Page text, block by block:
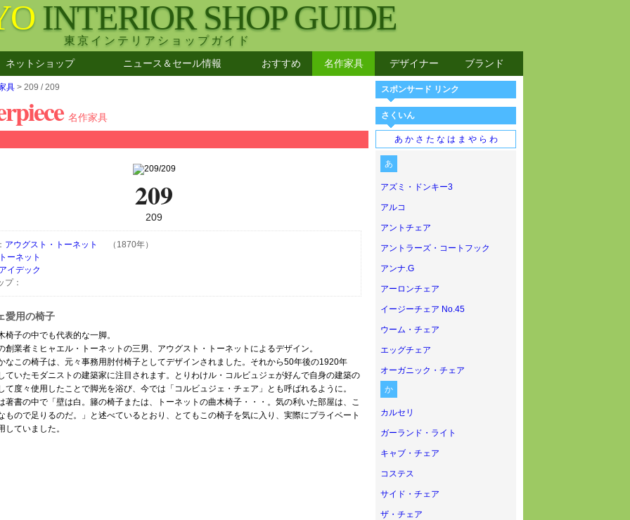
INTERIOR SHOP GUIDE
東京インテリアショップガイド
ネットショップ ニュース＆セール情報 おすすめ 名作家具 デザイナー ブランド
具 > 209 / 209
名作家具
209
209
アウグスト・トーネット
（1870年）
トーネット
アイデック
プ：
愛用の椅子
椅子の中でも代表的な一脚。
創業者ミヒャエル・トーネットの三男、アウグスト・トーネットによるデザイン。
なこの椅子は、元々事務用肘付椅子としてデザインされました。それから50年後の1920年
ていたモダニストの建築家に注目されます。とりわけル・コルビュジェが好んで自身の建築の
て度々使用したことで脚光を浴び、今では「コルビュジェ・チェア」とも呼ばれるように。
著書の中で「壁は白。籐の椅子または、トーネットの曲木椅子・・・。気の利いた部屋は、こ
もので足りるのだ。」と述べているとおり、とてもこの椅子を気に入り、実際にプライベート
していました。
スポンサード リンク
さくいん
あ か さ た な は ま や ら わ
あ
アズミ・ドンキー3
アルコ
アントチェア
アントラーズ・コートフック
アンナ.G
アーロンチェア
イージーチェア No.45
ウーム・チェア
エッグチェア
オーガニック・チェア
か
カルセリ
ガーランド・ライト
キャブ・チェア
コステス
サイド・チェア
ザ・チェア